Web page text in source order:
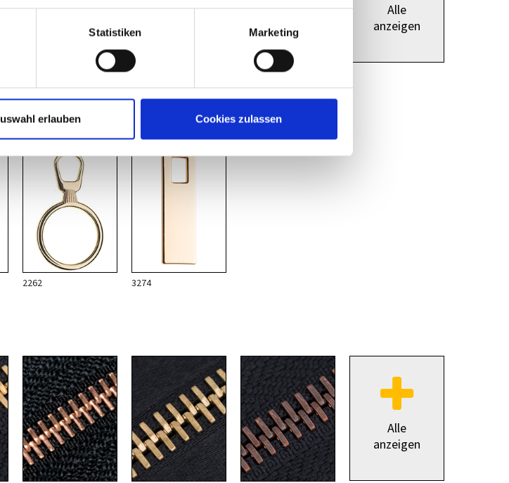
Statistiken Marketing
erlauben Cookies zulassen
435 2368
Alle
anzeigen
2262 3274
Alle
anzeigen